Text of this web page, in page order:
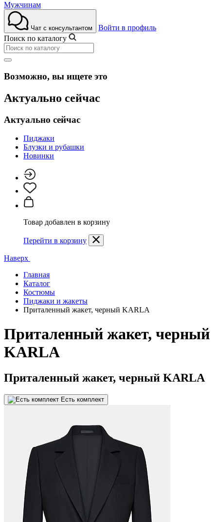
Мужчинам
Чат с консультантом
Войти в профиль
Поиск по каталогу
Возможно, вы ищете это
Актуально сейчас
Актуально сейчас
Пиджаки
Блузки и рубашки
Новинки
Товар добавлен в корзину
Перейти в корзину
Наверх
Главная
Каталог
Костюмы
Пиджаки и жакеты
Приталенный жакет, черный KARLA
Приталенный жакет, черный
KARLA
Приталенный жакет, черный KARLA
Есть комплект